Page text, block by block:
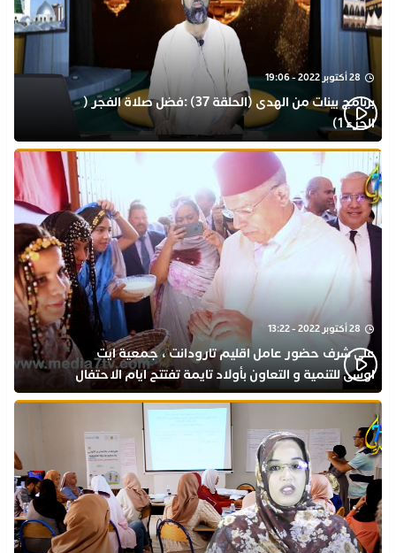
28 أكتوبر 2022 - 19:06
برنامج بينات من الهدى (الحلقة 37) :فضل صلاة الفجر (
الجزء 1)
28 أكتوبر 2022 - 13:22
على شرف حضور عامل اقليم تارودانت ، جمعية ايت
اوسى للتنمية و التعاون بأولاد تايمة تفتتح ايام الاحتفال
بذكرى المولد النبوي